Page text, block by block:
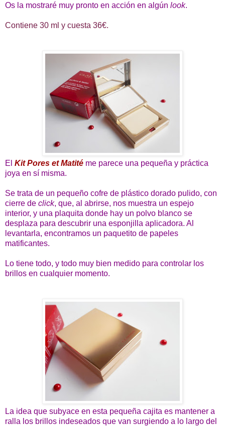
Os la mostraré muy pronto en acción en algún look.
Contiene 30 ml y cuesta 36€.
El Kit Pores et Matité me parece una pequeña y práctica
joya en sí misma.
Se trata de un pequeño cofre de plástico dorado pulido, con
cierre de click, que, al abrirse, nos muestra un espejo
interior, y una plaquita donde hay un polvo blanco se
desplaza para descubrir una esponjilla aplicadora. Al
levantarla, encontramos un paquetito de papeles
matificantes.
Lo tiene todo, y todo muy bien medido para controlar los
brillos en cualquier momento.
La idea que subyace en esta pequeña cajita es mantener a
ralla los brillos indeseados que van surgiendo a lo largo del